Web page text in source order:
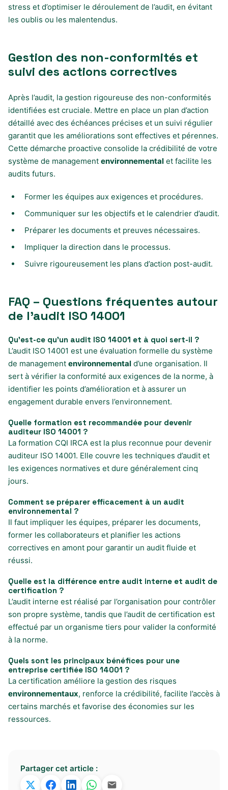
stress et d’optimiser le déroulement de l’audit, en évitant
les oublis ou les malentendus.
Gestion des non-conformités et
suivi des actions correctives
Après l’audit, la gestion rigoureuse des non-conformités
identifiées est cruciale. Mettre en place un plan d’action
détaillé avec des échéances précises et un suivi régulier
garantit que les améliorations sont effectives et pérennes.
Cette démarche proactive consolide la crédibilité de votre
système de management environnemental et facilite les
audits futurs.
Former les équipes aux exigences et procédures.
Communiquer sur les objectifs et le calendrier d’audit.
Préparer les documents et preuves nécessaires.
Impliquer la direction dans le processus.
Suivre rigoureusement les plans d’action post-audit.
FAQ – Questions fréquentes autour
de l’audit ISO 14001
Qu’est-ce qu’un audit ISO 14001 et à quoi sert-il ?
L’audit ISO 14001 est une évaluation formelle du système
de management environnemental d’une organisation. Il
sert à vérifier la conformité aux exigences de la norme, à
identifier les points d’amélioration et à assurer un
engagement durable envers l’environnement.
Quelle formation est recommandée pour devenir
auditeur ISO 14001 ?
La formation CQI IRCA est la plus reconnue pour devenir
auditeur ISO 14001. Elle couvre les techniques d’audit et
les exigences normatives et dure généralement cinq
jours.
Comment se préparer efficacement à un audit
environnemental ?
Il faut impliquer les équipes, préparer les documents,
former les collaborateurs et planifier les actions
correctives en amont pour garantir un audit fluide et
réussi.
Quelle est la différence entre audit interne et audit de
certification ?
L’audit interne est réalisé par l’organisation pour contrôler
son propre système, tandis que l’audit de certification est
effectué par un organisme tiers pour valider la conformité
à la norme.
Quels sont les principaux bénéfices pour une
entreprise certifiée ISO 14001 ?
La certification améliore la gestion des risques
environnementaux, renforce la crédibilité, facilite l’accès à
certains marchés et favorise des économies sur les
ressources.
Partager cet article :